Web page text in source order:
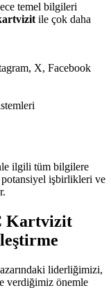
temel bilgileri
ile çok daha
X, Facebook
ilgili tüm bilgilere
potansiyel işbirlikleri ve
Kartvizit
liderliğimizi,
verdiğimiz önemle